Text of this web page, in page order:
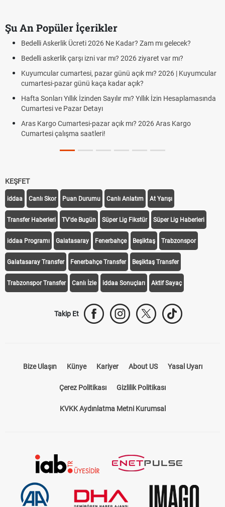
Şu An Popüler İçerikler
Bedelli Askerlik Ücreti 2026 Ne Kadar? Zam mı gelecek?
Bedelli askerlik çarşı izni var mı? 2026 ziyaret var mı?
Kuyumcular cumartesi, pazar günü açık mı? 2026 | Kuyumcular
cumartesi-pazar günü kaça kadar açık?
Hafta Sonları Yıllık İzinden Sayılır mı? Yıllık İzin Hesaplamasında
Cumartesi ve Pazar Detayı
Aras Kargo Cumartesi-pazar açık mı? 2026 Aras Kargo
Cumartesi çalışma saatleri!
KEŞFET
iddaa Canlı Skor Puan Durumu Canlı Anlatım At Yarışı
Transfer Haberleri TV'de Bugün Süper Lig Fikstür Süper Lig Haberleri
iddaa Programı Galatasaray Fenerbahçe Beşiktaş Trabzonspor
Galatasaray Transfer Fenerbahçe Transfer Beşiktaş Transfer
Trabzonspor Transfer Canlı İzle iddaa Sonuçları Aktif Sayaç
Takip Et
Bize Ulaşın Künye Kariyer About US Yasal Uyarı
Çerez Politikası Gizlilik Politikası
KVKK Aydınlatma Metni Kurumsal